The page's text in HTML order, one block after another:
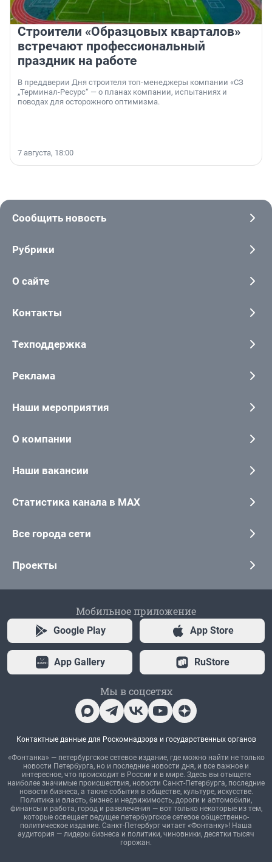
Строители «Образцовых кварталов»
встречают профессиональный
праздник на работе
В преддверии Дня строителя топ-менеджеры компании «СЗ
„Терминал-Ресурс“ — о планах компании, испытаниях и
поводах для осторожного оптимизма.
7 августа, 18:00
Сообщить новость
Рубрики
О сайте
Контакты
Техподдержка
Реклама
Наши мероприятия
О компании
Наши вакансии
Статистика канала в MAX
Все города сети
Проекты
Мобильное приложение
Google Play App Store
App Gallery RuStore
Мы в соцсетях
Контактные данные для Роскомнадзора и государственных органов
«Фонтанка» — петербургское сетевое издание, где можно найти не только
новости Петербурга, но и последние новости дня, и все важное и
интересное, что происходит в России и в мире. Здесь вы отыщете
наиболее значимые происшествия, новости Санкт-Петербурга, последние
новости бизнеса, а также события в обществе, культуре, искусстве.
Политика и власть, бизнес и недвижимость, дороги и автомобили,
финансы и работа, город и развлечения — вот только некоторые из тем,
которые освещает ведущее петербургское сетевое общественно-
политическое издание. Санкт-Петербург читает «Фонтанку»! Наша
аудитория — лидеры бизнеса и политики, чиновники, десятки тысяч
горожан.